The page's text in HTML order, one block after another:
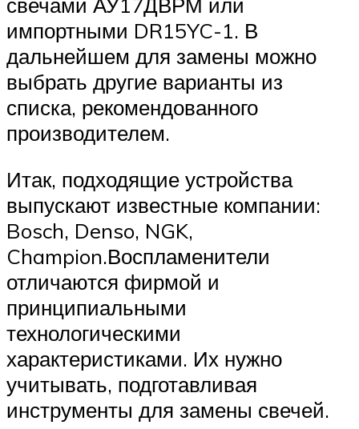
импортными DR15YC-1. В
дальнейшем для замены можно
выбрать другие варианты из
списка, рекомендованного
производителем.
Итак, подходящие устройства
выпускают известные компании:
Bosch, Denso, NGK,
Champion.Воспламенители
отличаются фирмой и
принципиальными
технологическими
характеристиками. Их нужно
учитывать, подготавливая
инструменты для замены свечей.